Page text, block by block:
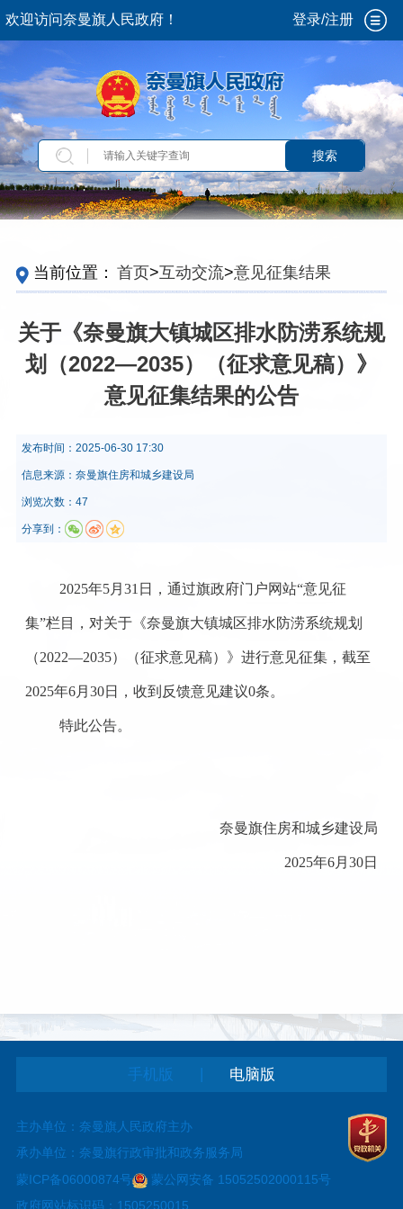
欢迎访问奈曼旗人民政府！ 登录/注册
搜索
当前位置： 首页>互动交流>意见征集结果
关于《奈曼旗大镇城区排水防涝系统规
划（2022—2035）（征求意见稿）》
意见征集结果的公告
发布时间： 2025-06-30 17:30
信息来源： 奈曼旗住房和城乡建设局
浏览次数：47
分享到：
2025年5月31 日，通过旗政府门户网站“意见征
集”栏目，对关于《奈曼旗大镇城区排水防涝系统规划
（2022—2035）（征求意见稿）》进行意见征集，截至
2025年6月 30日，收到反馈意见建议0条。
特此公告。
奈曼旗住房和城乡建设局
2025年6月30日
手机版 电脑版
主办单位：奈曼旗人民政府主办
承办单位：奈曼旗行政审批和政务服务局
蒙ICP备06000874号
蒙公网安备 15052502000115号
政府网站标识码：1505250015